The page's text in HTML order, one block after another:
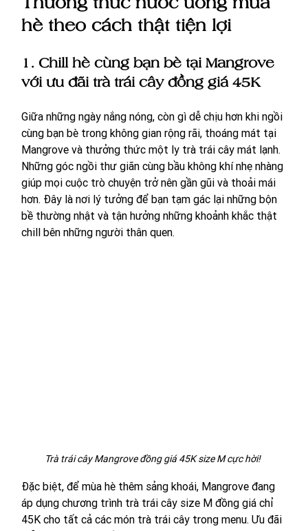
hè theo cách thật tiện lợi
1. Chill hè cùng bạn bè tại Mangrove
với ưu đãi trà trái cây đồng giá 45K
Giữa những ngày nắng nóng, còn gì dễ chịu hơn khi ngồi
cùng bạn bè trong không gian rộng rãi, thoáng mát tại
Mangrove và thưởng thức một ly trà trái cây mát lạnh.
Những góc ngồi thư giãn cùng bầu không khí nhẹ nhàng
giúp mọi cuộc trò chuyện trở nên gần gũi và thoải mái
hơn. Đây là nơi lý tưởng để bạn tạm gác lại những bộn
bề thường nhật và tận hưởng những khoảnh khắc thật
chill bên những người thân quen.
Trà trái cây Mangrove đồng giá 45K size M cực hời!
Đặc biệt, để mùa hè thêm sảng khoái, Mangrove đang
áp dụng chương trình trà trái cây size M đồng giá chỉ
45K cho tất cả các món trà trái cây trong menu. Ưu đãi